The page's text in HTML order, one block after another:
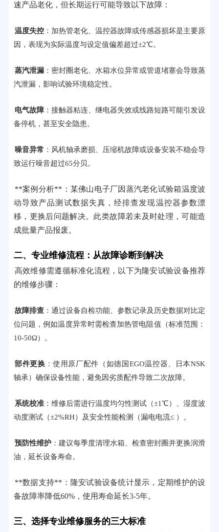
速产品老化，但长期运行可能导致以下故障：
温度失控：加热管老化、温控器故障或传感器损坏是主要原
因，表现为实际温度与设定值偏差超过±2℃。
蒸汽泄漏：密封圈老化、水箱水位异常或管道堵塞会导致蒸
汽泄漏，影响试验环境稳定性。
电气故障：接触器粘连、继电器失效或线路短路可能引发设
备停机，甚至安全隐患。
噪音异常 ：风机轴承磨损、压缩机故障或设备安装不稳会导
致运行噪音超过65分贝。
**案例分析**：某佛山电子厂因蒸汽老化试验箱温度波
动导致产品测试数据失真，经排查发现温控器参数漂
移，更换后问题解决。此类故障若未及时处理，可能造
成批量产品报废。
二、专业维修流程：从故障诊断到解决
高效维修需遵循标准化流程，以下为隆安试验设备推荐
的维修步骤：
故障排查：通过设备自检功能、参数记录及历史数据对比定
位问题，例如温度异常时需检查加热管电阻值（标准范围：
10-50Ω）。
部件更换 ：使用原厂配件（如德国EGO温控器、日本NSK
轴承）确保设备性能，避免因劣质配件导致二次故障。
系统校准：维修后需进行温度均匀性测试（±1℃）、湿度波
动度测试（±2%RH）及安全性能检测（漏电电流≤ ）。
预防性维护：建议每季度清理水箱、检查密封圈并更换润滑
油，延长设备寿命。
**数据支持**：隆安试验设备统计显示，定期维护的设
备故障率降低60%，使用寿命延长3-5年。
三、选择专业维修服务的三大标准